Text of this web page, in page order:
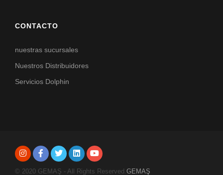
CONTACTO
nuestras sucursales
Nuestros Distribuidores
Servicios Dolphin
© 2020 GEMAŞ - All Rights Reserved.GEMAŞ